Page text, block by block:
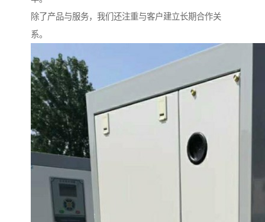
除了产品与服务，我们还注重与客户建立长期合作关
系。